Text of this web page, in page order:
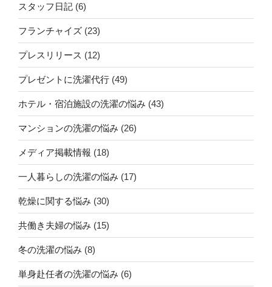
スタッフ日記 (6)
フランチャイズ (23)
プレスリリース (12)
プレゼントに洗濯代行 (49)
ホテル・宿泊施設の洗濯の悩み (43)
マンションの洗濯の悩み (26)
メディア掲載情報 (18)
一人暮らしの洗濯の悩み (17)
乾燥に関する悩み (30)
共働き夫婦の悩み (15)
冬の洗濯の悩み (8)
単身赴任者の洗濯の悩み (6)